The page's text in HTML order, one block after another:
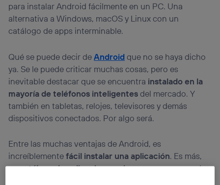
para instalar Android fácilmente en un PC. Una
alternativa a Windows, macOS y Linux con un
catálogo de apps interminable.
Qué se puede decir deAndroidque no se haya dicho
ya. Se le puede criticar muchas cosas, pero es
inevitable destacar que se encuentra instalado en la
mayoría de teléfonos inteligentesdel mercado. Y
también en tabletas, relojes, televisores y demás
dispositivos conectados. Por algo será.
Entre las muchas ventajas de Android, es
increíblementefácil instalar una aplicación. Es más,
sucatálogo de aplicaciones y juegoses enorme, y las